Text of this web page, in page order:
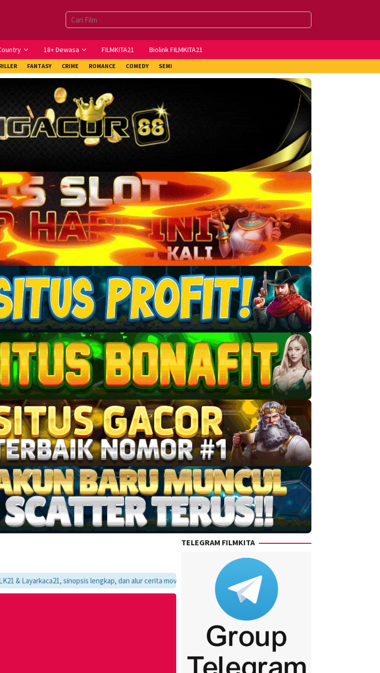
18+ Dewasa FILMKITA21 Biolink FILMKITA21
FANTASY CRIME ROMANCE COMEDY SEMI
sinopsis lengkap, dan alur cerita movie favoritmu dalam satu tempat yang praktis dan update setiap hari.
TELEGRAM FILMKITA